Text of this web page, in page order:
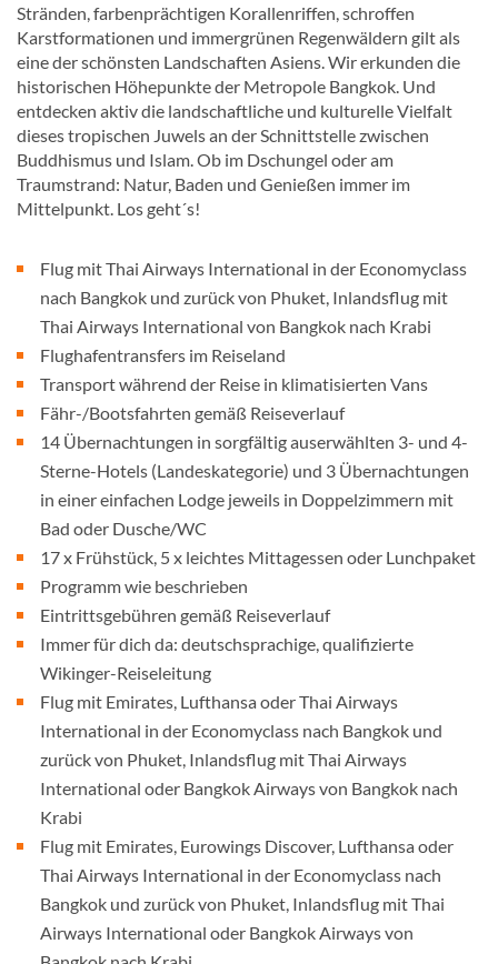
Stränden, farbenprächtigen Korallenriffen, schroffen
Karstformationen und immergrünen Regenwäldern gilt als
eine der schönsten Landschaften Asiens. Wir erkunden die
historischen Höhepunkte der Metropole Bangkok. Und
entdecken aktiv die landschaftliche und kulturelle Vielfalt
dieses tropischen Juwels an der Schnittstelle zwischen
Buddhismus und Islam. Ob im Dschungel oder am
Traumstrand: Natur, Baden und Genießen immer im
Mittelpunkt. Los geht´s!
Flug mit Thai Airways International in der Economyclass
nach Bangkok und zurück von Phuket, Inlandsflug mit
Thai Airways International von Bangkok nach Krabi
Flughafentransfers im Reiseland
Transport während der Reise in klimatisierten Vans
Fähr-/Bootsfahrten gemäß Reiseverlauf
14 Übernachtungen in sorgfältig auserwählten 3- und 4-
Sterne-Hotels (Landeskategorie) und 3 Übernachtungen
in einer einfachen Lodge jeweils in Doppelzimmern mit
Bad oder Dusche/WC
17 x Frühstück, 5 x leichtes Mittagessen oder Lunchpaket
Programm wie beschrieben
Eintrittsgebühren gemäß Reiseverlauf
Immer für dich da: deutschsprachige, qualifizierte
Wikinger-Reiseleitung
Flug mit Emirates, Lufthansa oder Thai Airways
International in der Economyclass nach Bangkok und
zurück von Phuket, Inlandsflug mit Thai Airways
International oder Bangkok Airways von Bangkok nach
Krabi
Flug mit Emirates, Eurowings Discover, Lufthansa oder
Thai Airways International in der Economyclass nach
Bangkok und zurück von Phuket, Inlandsflug mit Thai
Airways International oder Bangkok Airways von